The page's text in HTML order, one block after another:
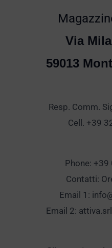
Via
59013
Resp. Comm.
Cell. +39
Phone:
Contatti:
Email 1:
Email 2: